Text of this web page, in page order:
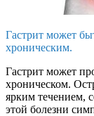
Гастрит может
хроническим.
Гастрит может
хроническом.
ярким течением,
этой болезни